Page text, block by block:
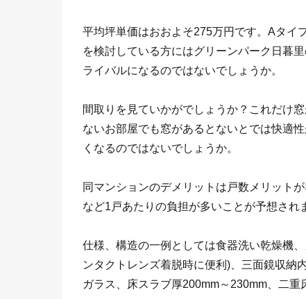
平均坪単価はおおよそ275万円です。Aタイ
を検討している方にはグリーンパーク日暮
ライバルになるのではないでしょうか。
間取りを見ていかがでしょうか？これだけ
ないお部屋でも窓があるとないとでは快適
くなるのではないでしょうか。
同マンションのデメリットは戸数メリット
など1戸あたりの負担が多いことが予想さ
仕様、構造の一例としては食器洗い乾燥機
ンタクトレンズ着脱時に便利)、三面鏡収納
ガラス、床スラブ厚200mm～230mm、二重